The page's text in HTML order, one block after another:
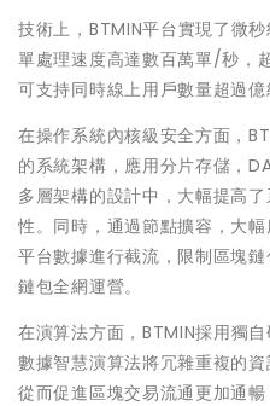
技術上，BTMIN平台實現了微
單處理速度高達數百萬單/秒，
可支持同時線上用戶數量超過億
在操作系統內核級安全方面，
的系統架構，應用分片存儲，
多層架構的設計中，大幅提高
性。同時，通過節點擴容，大
平台數據進行截流，限制區塊
鏈包全網運營。
在演算法方面，BTMIN採用獨
數據智慧演算法將冗雜重複的
從而促進區塊交易流通更加通